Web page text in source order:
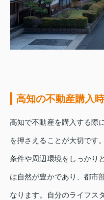
高知の不動産購入
高知で不動産を購入する際
を押さえることが大切です
条件や周辺環境をしっかり
は自然が豊かであり、都市
なります。自分のライフス